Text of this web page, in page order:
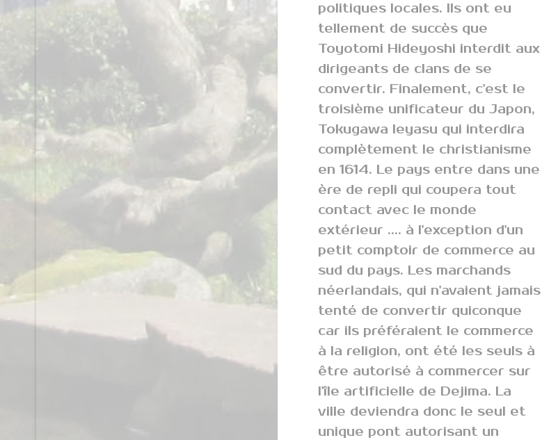
politiques locales. Ils ont eu
tellement de succès que
Toyotomi Hideyoshi interdit aux
dirigeants de clans de se
convertir. Finalement, c'est le
troisième unificateur du Japon,
Tokugawa Ieyasu qui interdira
complètement le christianisme
en 1614. Le pays entre dans une
ère de repli qui coupera tout
contact avec le monde
extérieur .... à l'exception d'un
petit comptoir de commerce au
sud du pays. Les marchands
néerlandais, qui n'avaient jamais
tenté de convertir quiconque
car ils préféraient le commerce
à la religion, ont été les seuls à
être autorisé à commercer sur
l'île artificielle de Dejima. La
ville deviendra donc le seul et
unique pont autorisant un